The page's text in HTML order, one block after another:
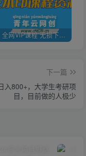
全网VIP课程 无损下载~
下一篇
入800+，大学生考研项
目，目前做的人极少